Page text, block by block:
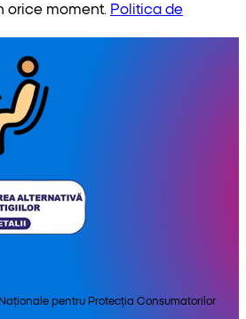
orice moment. Politica de
pentru Protecția Consumatorilor